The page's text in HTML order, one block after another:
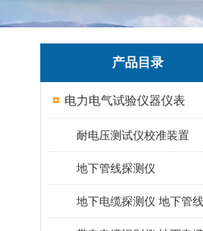
产品目录
电力电气试验仪器仪表
耐电压测试仪校准装置
地下管线探测仪